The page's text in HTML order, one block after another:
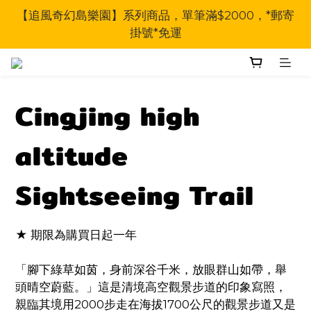
【追風奇幻島樂園】系列商品，單筆滿$2000，*郵寄
掛號*免運
Cingjing high
altitude
Sightseeing Trail
★ 期限為購買日起一年
「腳下綠草如茵，身前深谷千米，放眼群山如帶，舉
頭晴空蔚藍。」這是清境高空觀景步道的印象寫照，
親臨其境用2000步走在海拔1700公尺的觀景步道又是